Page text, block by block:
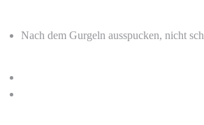
Nach dem Gurgeln ausspucken, nicht